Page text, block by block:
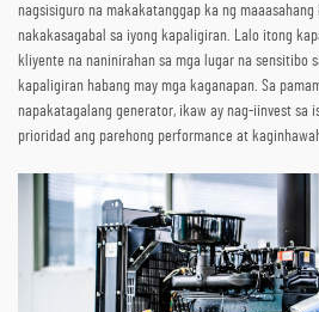
nagsisiguro na makakatanggap ka ng
nakakasagabal sa iyong kapaligiran. Lalo itong
kliyente na naninirahan sa mga lugar na sensitibo
kapaligiran habang may mga kaganapan. Sa
napakatagalang generator, ikaw ay nag-iinvest sa
prioridad ang parehong performance at